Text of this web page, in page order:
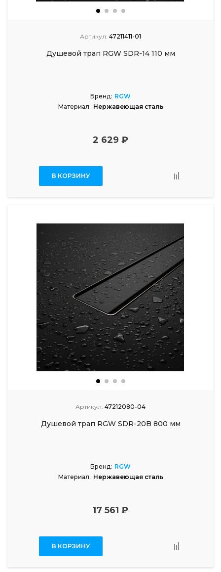
Артикул: 47211411-01
Душевой трап RGW SDR-14 110 мм
Бренд: RGW
Материал: Нержавеющая сталь
2 629 ₽
В КОРЗИНУ
Артикул: 47212080-04
Душевой трап RGW SDR-20B 800 мм
Бренд: RGW
Материал: Нержавеющая сталь
17 561 ₽
В КОРЗИНУ